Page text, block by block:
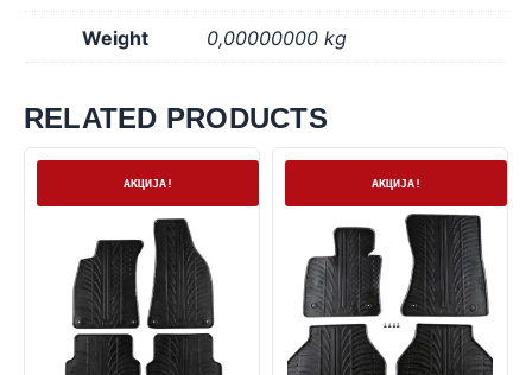
Weight 0,00000000 kg
RELATED PRODUCTS
АКЦИЈА! АКЦИЈА!